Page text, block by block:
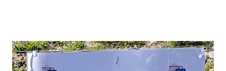
unauffälliger machen muss, damit die KI rechtslastig
argumentiert. So wird jetzt berichtet, dass der neue Grok